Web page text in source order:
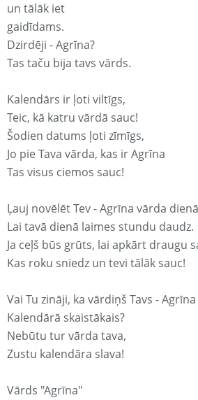
un tālāk iet
gaidīdams.
Dzirdēji - Agrīna?
Tas taču bija tavs vārds.
Kalendārs ir ļoti viltīgs,
Teic, kā katru vārdā sauc!
Šodien datums ļoti zīmīgs,
Jo pie Tava vārda, kas ir Agrīna
Tas visus ciemos sauc!
Ļauj novēlēt Tev - Agrīna vārda
Lai tavā dienā laimes stundu daudz.
Ja ceļš būs grūts, lai apkārt draugu
Kas roku sniedz un tevi tālāk sauc!
Vai Tu zināji, ka vārdiņš Tavs - Agrīna
Kalendārā skaistākais?
Nebūtu tur vārda tava,
Zustu kalendāra slava!
Vārds "Agrīna"